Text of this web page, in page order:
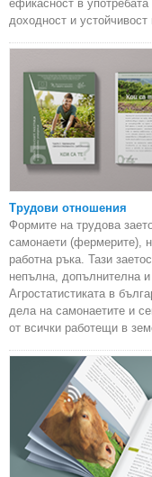
ефикасност в употребата
доходност и устойчивост
Трудови отношения
Формите на трудова
самонаети (фермерите),
работна ръка. Тази
непълна, допълнителна
Агростатистиката в
дела на самонаетите и
от всички работещи в